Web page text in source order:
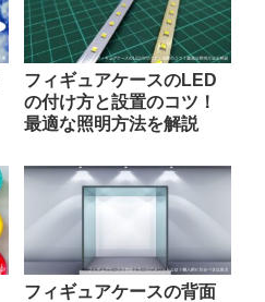
フィギュアケースのLED
の付け方と設置のコツ！
最適な照明方法を解説
フィギュアケースの背面